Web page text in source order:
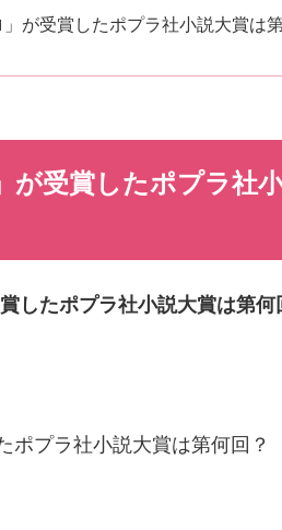
が受賞したポプラ社小説大賞は
が受賞したポプラ社
したポプラ社小説大賞は第何
ポプラ社小説大賞は第何回？